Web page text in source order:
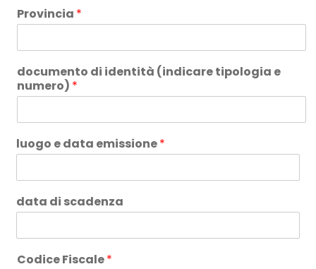
Provincia *
documento di identità (indicare tipologia e
numero) *
luogo e data emissione*
data di scadenza
Codice Fiscale*